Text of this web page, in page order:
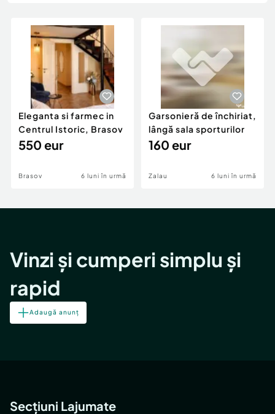
Animale de companie
Afaceri și echipamente profesionale
Inchiriere Bunuri si Vehicule
Piese auto si accesorii
Dacia Duster
Eleganta si farmec in
Centrul Istoric, Brasov
550 eur
Brasov 6 luni în urmă
Garsonieră de închiriat,
lângă sala sporturilor
160 eur
Zalau 6 luni în urmă
Vinzi și cumperi simplu și
rapid
Adaugă anunț
Secțiuni Lajumate